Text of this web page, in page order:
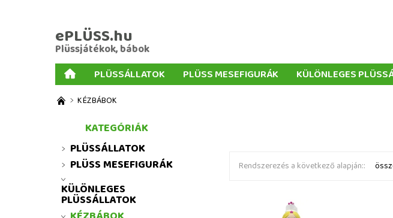
ePLÜSS.hu
Plüssjátékok, bábok
PLÜSSÁLLATOK PLÜSS MESEFIGURÁK KÜLÖNLEGES
AJÁNDÉKOK PLÜSSÖKHÖZ
MENNYISÉGI KEDVEZMÉNYEK
KÉZBÁBOK
Rendszerezés a következő alapján::
KATEGÓRIÁK
PLÜSSÁLLATOK
PLÜSS MESEFIGURÁK
KÜLÖNLEGES
PLÜSSÁLLATOK